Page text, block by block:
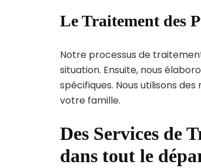
Le Traitement des
Notre processus de
situation. Ensuite, nous
spécifiques. Nous utilisons
votre famille.
Des Services de
dans tout le